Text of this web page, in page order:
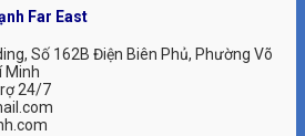
Far East
Số 162B Điện Biên Phủ, Phường Võ
Minh
24/7